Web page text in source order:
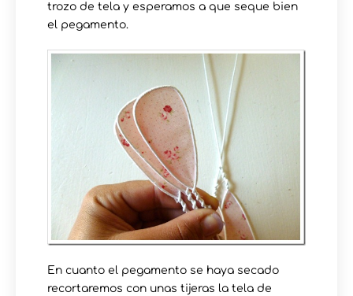
trozo de tela y esperamos a que seque bien
el pegamento.
En cuanto el pegamento se haya secado
recortaremos con unas tijeras la tela de